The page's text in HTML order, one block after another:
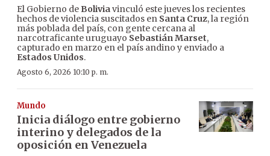
El Gobierno de Boliviavinculó este jueves los recientes
hechos de violencia suscitados en Santa Cruz, la región
más poblada del país, con gente cercana al
narcotraficante uruguayo Sebastián Marset,
capturado en marzo en el país andino y enviado a
Estados Unidos.
Agosto 6, 2026 10:10 p. m.
Mundo
Inicia diálogo entre gobierno
interino y delegados de la
oposición en Venezuela